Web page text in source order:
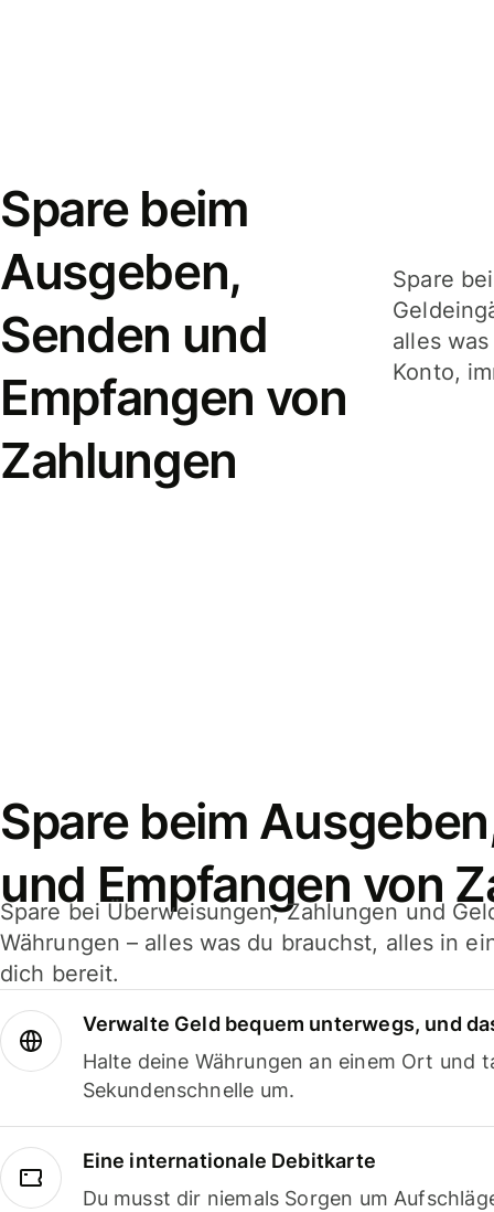
Spare beim
Ausgeben,
Senden und
Empfangen von
Zahlungen
Spare
alles
Konto,
Spare beim
und Empfangen von
Spare bei Überweisungen, Zahlungen und
Währungen – alles was du brauchst, alles in
dich bereit.
Verwalte Geld bequem unterwegs, und
Halte deine Währungen an einem Ort und
Sekundenschnelle um.
Eine internationale Debitkarte
Du musst dir niemals Sorgen um